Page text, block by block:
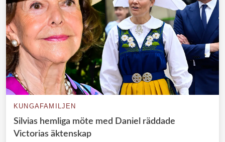
KUNGAFAMILJEN
Silvias hemliga möte med Daniel räddade
Victorias äktenskap